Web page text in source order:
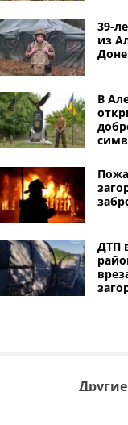
39-
из
В
ДТП